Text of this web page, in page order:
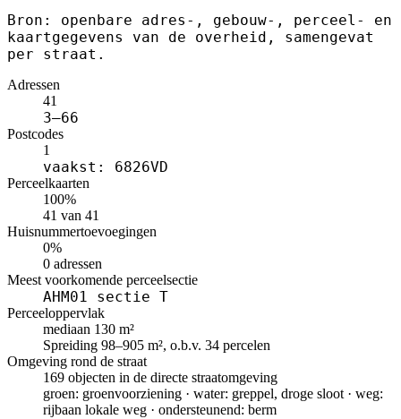
Bron: openbare adres-, gebouw-, perceel- en
kaartgegevens van de overheid, samengevat
per straat.
Adressen
41
3–66
Postcodes
1
vaakst: 6826VD
Perceelkaarten
100%
41 van 41
Huisnummertoevoegingen
0%
0 adressen
Meest voorkomende perceelsectie
AHM01 sectie T
Perceeloppervlak
mediaan 130 m²
Spreiding 98–905 m², o.b.v. 34 percelen
Omgeving rond de straat
169 objecten in de directe straatomgeving
groen: groenvoorziening · water: greppel, droge sloot · weg:
rijbaan lokale weg · ondersteunend: berm